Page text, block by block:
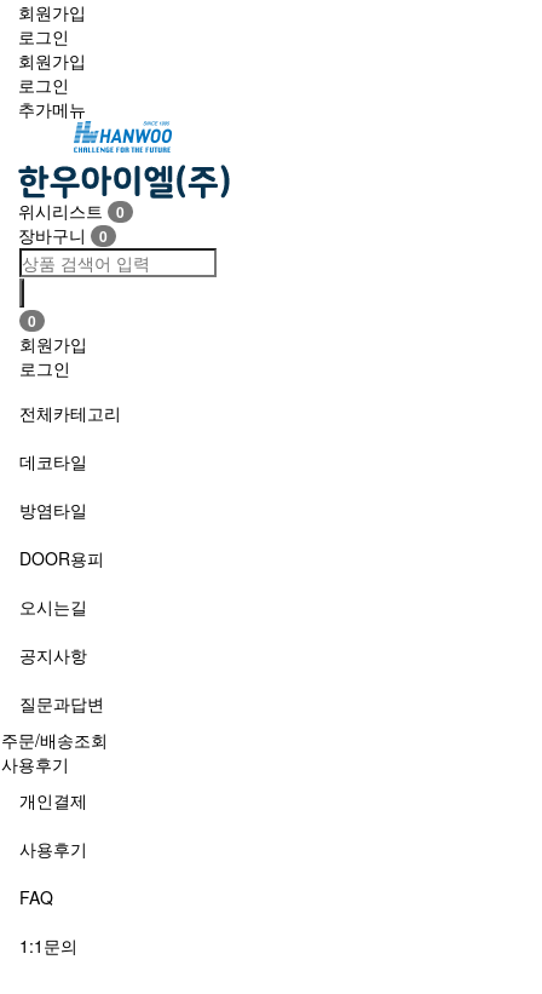
회원가입
로그인
회원가입
로그인
추가메뉴
navigation
위시리스트 0
장바구니 0
0
회원가입
로그인
전체카테고리
데코타일
방염타일
DOOR용피
오시는길
공지사항
질문과답변
주문/배송조회
사용후기
개인결제
사용후기
FAQ
1:1문의